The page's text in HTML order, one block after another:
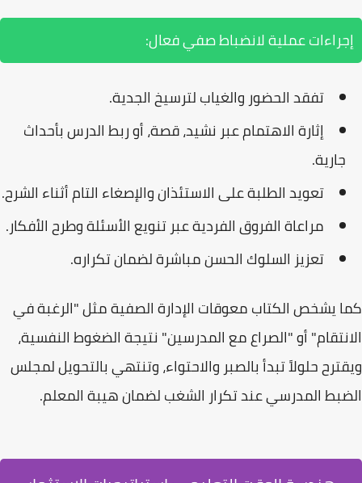
إجراءات عملية لانضباط صفي فعال:
تفقد الحضور والغياب لترسيخ الجدية.
إثارة الاهتمام عبر نشيد، قصة، أو ربط الدرس بأحداث
جارية.
تعويد الطلبة على الاستئذان والإصغاء التام أثناء الشرح.
مراعاة الفروق الفردية عبر تنويع الأسئلة وطرح الأفكار.
تعزيز السلوك الحسن مباشرة لضمان تكراره.
كما يشخص الكتابمعوقات الإدارة الصفيةمثل "الرغبة في
الانتقام" أو "الصراع مع المدرسين" نتيجة الضغوط النفسية،
ويقترح حلولاً تبدأ بالصبر والاحتواء، وتنتهي بالتحويل لمجلس
الضبط المدرسي عند تكرار الشغب لضمان هيبة المعلم.